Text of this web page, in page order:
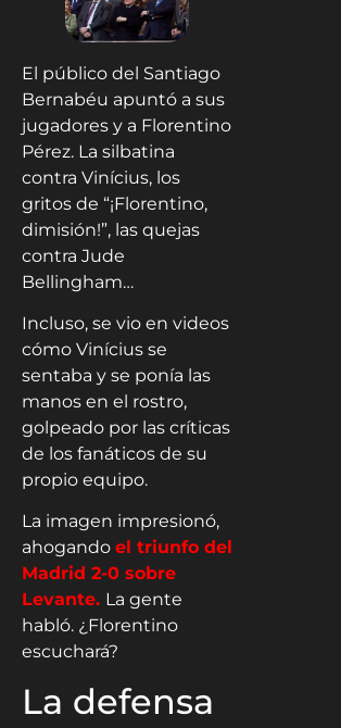
El público del Santiago
Bernabéu apuntó a sus
jugadores y a Florentino
Pérez. La silbatina
contra Vinícius, los
gritos de “¡Florentino,
dimisión!”, las quejas
contra Jude
Bellingham…
Incluso, se vio en videos
cómo Vinícius se
sentaba y se ponía las
manos en el rostro,
golpeado por las críticas
de los fanáticos de su
propio equipo.
La imagen impresionó,
ahogando el triunfo del
Madrid 2-0 sobre
Levante. La gente
habló. ¿Florentino
escuchará?
La defensa